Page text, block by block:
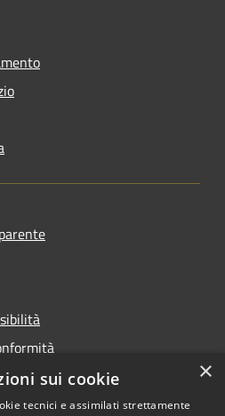
×
sui cookie
tecnici e assimilati strettamente